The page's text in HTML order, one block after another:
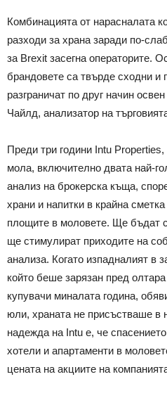
Комбинацията от нарасналата
разходи за храна заради по-
за Brexit засегна операторите.
брандовете са твърде сходни и
разграничат по друг начин
Чайлд, анализатор на
Преди три години Intu
мола, включително двата най-
анализ на брокерска къща,
храни и напитки в крайна
площите в моловете. Ще бъдат
ще стимулират приходите на
анализа. Когато изпадналият в
който беше зарязан пред
купувачи миналата година,
юли, храната не присъстваше в
надежда на Intu е, че
хотели и апартаменти в
цената на акциите на